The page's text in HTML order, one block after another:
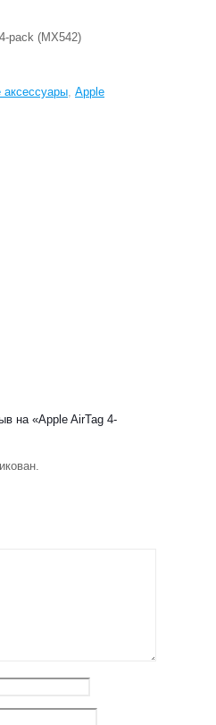
pack (MX542)
аксессуары Apple
на «Apple AirTag 4-